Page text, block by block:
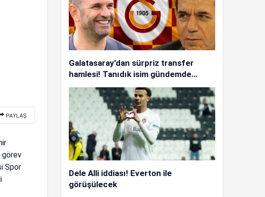
PAYLAŞ
görev
Spor
Galatasaray’dan sürpriz transfer
hamlesi! Tanıdık isim gündemde…
Dele Alli iddiası! Everton ile
görüşülecek